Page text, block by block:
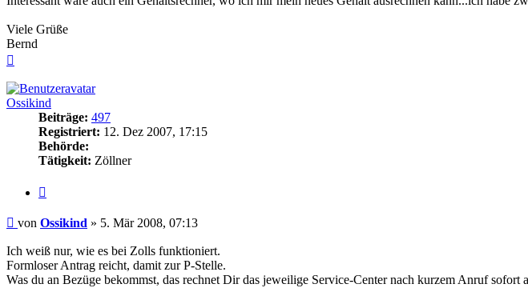
Viele Grüße
Bernd
Ossikind
Beiträge: 497
Registriert: 12. Dez 2007, 17:15
Behörde:
Tätigkeit: Zöllner
Beitrag
von Ossikind » 5. Mär 2008, 07:13
Ich weiß nur, wie es bei Zolls funktioniert.
Formloser Antrag reicht, damit zur P-Stelle.
Was du an Bezüge bekommst, das rechnet Dir das jeweilige Service-Center nach kurzem Anruf sofort